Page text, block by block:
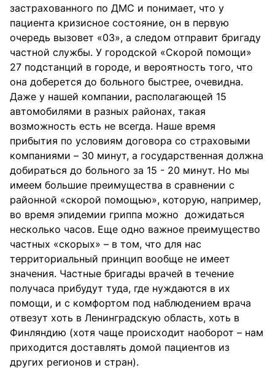
застрахованного по ДМС и понимает, что у
пациента кризисное состояние, он в первую
очередь вызовет «03», а следом отправит бригаду
частной службы. У городской «Скорой помощи»
27 подстанций в городе, и вероятность того, что
она доберется до больного быстрее, очевидна.
Даже у нашей компании, располагающей 15
автомобилями в разных районах, такая
возможность есть не всегда. Наше время
прибытия по условиям договора со страховыми
компаниями – 30 минут, а государственная должна
добираться до больного за 15 - 20 минут. Но мы
имеем большие преимущества в сравнении с
районной «скорой помощью», которую, например,
во время эпидемии гриппа можно дожидаться
несколько часов. Еще одно важное преимущество
частных «скорых» – в том, что для нас
территориальный принцип вообще не имеет
значения. Частные бригады врачей в течение
получаса прибудут туда, где нуждаются в их
помощи, и с комфортом под наблюдением врача
отвезут хоть в Ленинградскую область, хоть в
Финляндию (хотя чаще происходит наоборот – нам
приходится доставлять домой пациентов из
других регионов и стран).